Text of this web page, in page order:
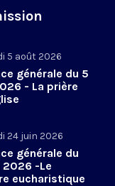
5 août 2026
générale du 5
- La prière
24 juin 2026
générale du
2026 -Le
eucharistique